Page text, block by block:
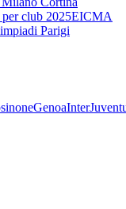
club 2025EICMA
Parigi
GenoaInter